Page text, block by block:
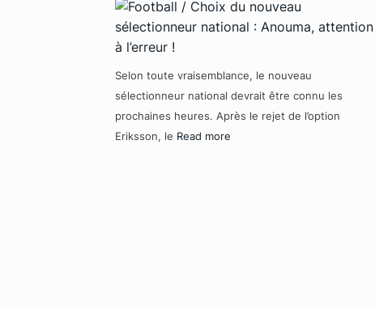
Selon toute vraisemblance, le nouveau
sélectionneur national devrait être connu les
prochaines heures. Après le rejet de l’option
Eriksson, le Read more